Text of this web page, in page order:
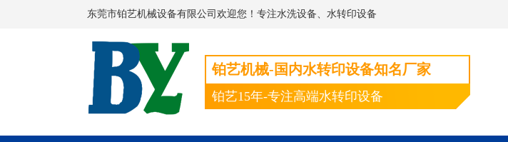
东莞市铂艺机械设备有限公司欢迎您！专注水洗设备、水转印设备
铂艺机械-国内水转印设备知名厂家
铂艺15年-专注高端水转印设备